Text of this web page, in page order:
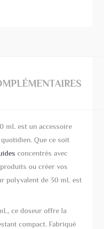
mL est un accessoire
Que ce soit
concentrés avec
ou créer vos
polyvalent de 30 mL est
ce doseur offre la
compact. Fabriqué